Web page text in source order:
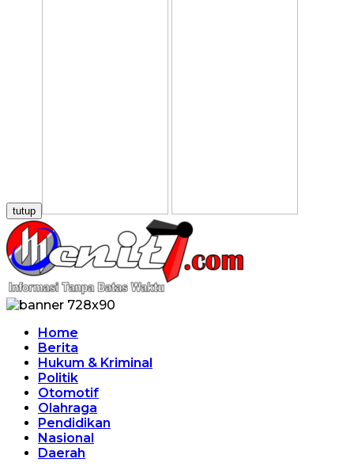
tutup
Home
Berita
Hukum & Kriminal
Politik
Otomotif
Olahraga
Pendidikan
Nasional
Daerah